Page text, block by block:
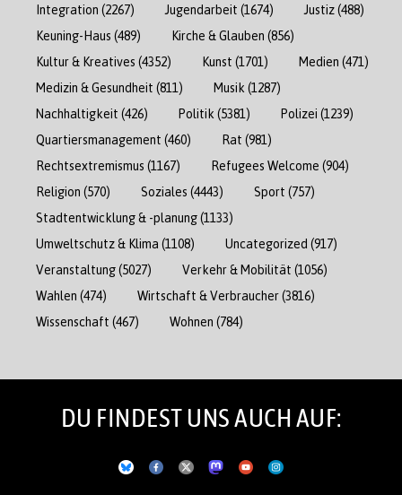
Integration (2267) Jugendarbeit (1674) Justiz(488)
Keuning-Haus (489) Kirche & Glauben (856)
Kultur & Kreatives (4352) Kunst (1701) Medien (471)
Medizin & Gesundheit (811) Musik (1287)
Nachhaltigkeit (426) Politik (5381) Polizei (1239)
Quartiersmanagement (460) Rat (981)
Rechtsextremismus (1167) Refugees Welcome (904)
Religion (570) Soziales (4443) Sport (757)
Stadtentwicklung & -planung(1133)
Umweltschutz & Klima (1108) Uncategorized (917)
Veranstaltung(5027) Verkehr & Mobilität (1056)
Wahlen (474) Wirtschaft & Verbraucher(3816)
Wissenschaft (467) Wohnen (784)
DU FINDEST UNS AUCH AUF: